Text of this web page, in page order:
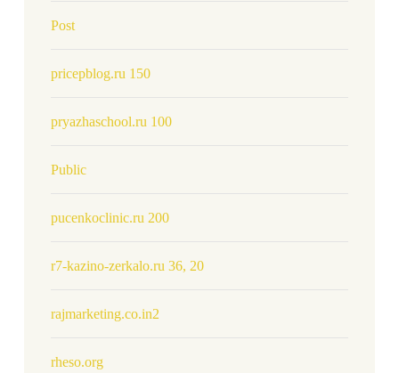
Post
pricepblog.ru 150
pryazhaschool.ru 100
Public
pucenkoclinic.ru 200
r7-kazino-zerkalo.ru 36, 20
rajmarketing.co.in2
rheso.org